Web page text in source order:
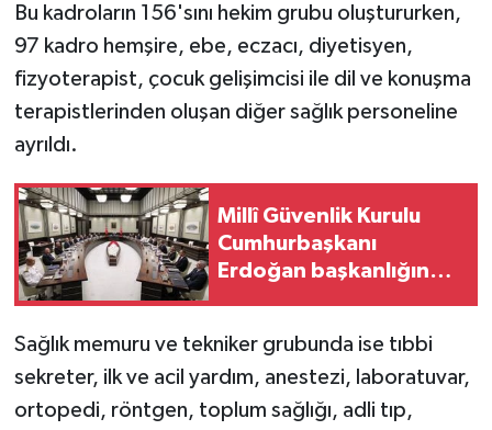
Bu kadroların 156'sını hekim grubu oluştururken,
97 kadro hemşire, ebe, eczacı, diyetisyen,
fizyoterapist, çocuk gelişimcisi ile dil ve konuşma
terapistlerinden oluşan diğer sağlık personeline
ayrıldı.
Millî Güvenlik Kurulu
Cumhurbaşkanı
Erdoğan başkanlığında
Sağlık memuru ve tekniker grubunda ise tıbbi
sekreter, ilk ve acil yardım, anestezi, laboratuvar,
ortopedi, röntgen, toplum sağlığı, adli tıp,